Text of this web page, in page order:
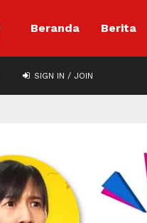
Beranda Berita
SIGN IN / JOIN